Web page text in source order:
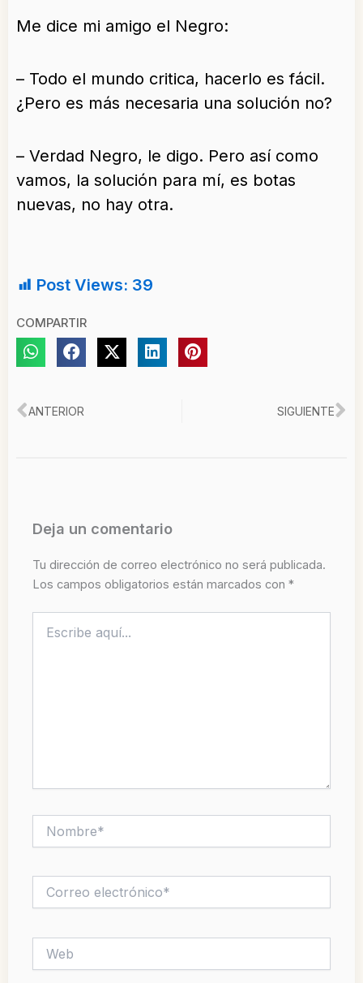
Me dice mi amigo el Negro:
– Todo el mundo critica, hacerlo es fácil.
¿Pero es más necesaria una solución no?
– Verdad Negro, le digo. Pero así como
vamos, la solución para mí, es botas
nuevas, no hay otra.
Post Views: 39
COMPARTIR
Ant
ANTERIOR SIGUIENTE
Deja un comentario
Tu dirección de correo electrónico no será publicada.
Los campos obligatorios están marcados con *
aquí...
electrónico*